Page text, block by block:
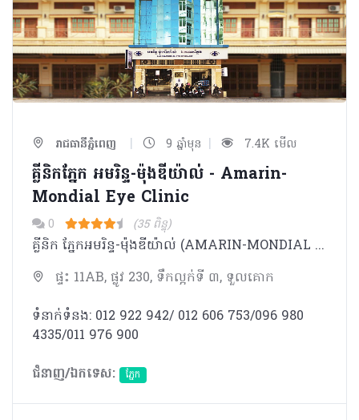
រាជធានីភ្នំពេញ | 9 ឆ្នាំមុន | 7.4K មើល
គ្លីនិកភ្នែក អមរិន្ទ-ម៉ុងឌីយ៉ាល់ - Amarin-
Mondial Eye Clinic
0 (35 ពិន្ទុ)
គ្លីនិក ភ្នែកអមរិន្ទ-ម៉ុងឌីយ៉ាល់ (AMARIN-MONDIAL EYE CLINIC) ចាប់បើកដំណើរការ តាំងពីឹឆ្នាំ ២០០២​ មក​។
ផ្ទះ 11AB, ផ្លូវ 230, ទឹកល្អក់ទី ៣, ទួលគោក
ទំនាក់ទំនង: 012 922 942/ 012 606 753/096 980
4335/011 976 900
ជំនាញ/ឯកទេស:
ភ្នែក​